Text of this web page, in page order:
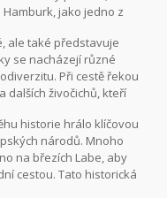
jako jedno z
tepna pro obchod v
ale také představuje
se nacházejí různé
Při cestě řekou
dalších živočichů, kteří
historie hrálo klíčovou
národů. Mnoho
na březích Labe, aby
cestou. Tato historická